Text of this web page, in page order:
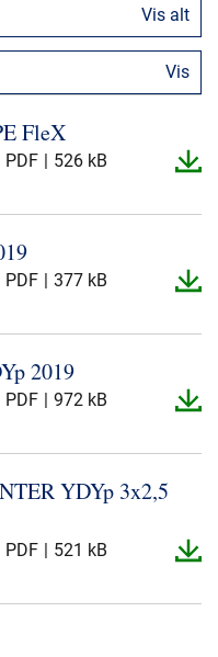
Vis alt
Vis
FleX
PDF 526 kB
PDF 377 kB
2019
PDF 972 kB
YDYp 3x2,5
PDF 521 kB